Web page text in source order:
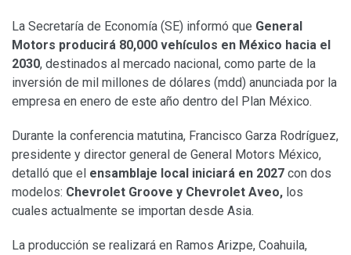
La Secretaría de Economía (SE) informó que General
Motors producirá 80,000 vehículos en México hacia el
2030, destinados al mercado nacional, como parte de la
inversión de mil millones de dólares (mdd) anunciada por la
empresa en enero de este año dentro del Plan México.
Durante la conferencia matutina, Francisco Garza Rodríguez,
presidente y director general de General Motors México,
detalló que el ensamblaje local iniciará en 2027 con dos
modelos: Chevrolet Groove y Chevrolet Aveo, los
cuales actualmente se importan desde Asia.
La producción se realizará en Ramos Arizpe, Coahuila,